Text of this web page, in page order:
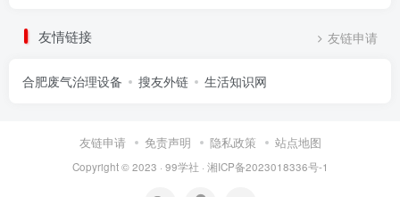
友情链接 友链申请
合肥废气治理设备 搜友外链 生活知识网
友链申请 免责声明 隐私政策 站点地图
Copyright © 2023 · 99学社 · 湘ICP备2023018336号-1